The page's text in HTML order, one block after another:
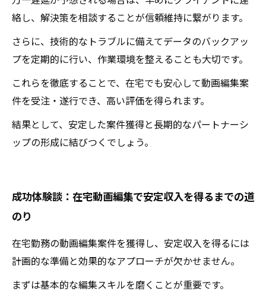
絡し、解決策を相談することが信頼維持に繋がります。
さらに、技術的なトラブルに備えてデータのバックアッ
プを定期的に行い、作業環境を整えることも大切です。
これらを徹底することで、在宅でも安心して動画編集案
件を受注・遂行でき、高い評価を得られます。
結果として、安定した案件獲得と長期的なパートナーシ
ップの形成に結びつくでしょう。
成功体験談：在宅動画編集で安定収入を得るまでの道
のり
在宅勤務の動画編集案件を獲得し、安定収入を得るには
計画的な準備と効果的なアプローチが欠かせません。
まずは基本的な編集スキルを磨くことが重要です。